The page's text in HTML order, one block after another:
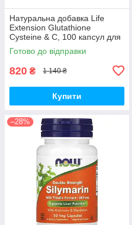
Натуральна добавка Life
Extension Glutathione
Cysteine & C, 100 капсул для
підтримки імунної системи
Готово до відправки
820 ₴ 1 140 ₴
Купити
–28%